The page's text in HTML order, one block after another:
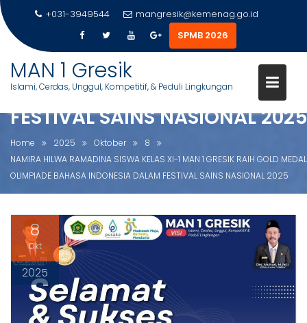
n
+031-3949544
mangresik@kemenag.go.id
SPMB 2026
MAN 1 Gresik
Islami, Cerdas, Unggul, Kompetitif, & Peduli Lingkungan
NAMIRA HILWA RAMADINA
SISWA KELAS XI-1 MAN 1 GRESIK
RAIH GOLD MEDAL OLIMPIADE
BAHASA INDONESIA DALAM
FESTIVAL SAINS NASIONAL 2025
Home 2025 Oktober
8
NAMIRA HILWA RAMADINA SISWA KELAS XI-1 MAN 1 GRESIK RAIH GOLD MEDAL
OLIMPIADE BAHASA INDONESIA DALAM FESTIVAL SAINS NASIONAL 2025
8
Okt
2025